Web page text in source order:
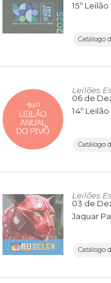
15º
Catálogo
Leilões
06 de
14º
Catálogo
Leilões
03 de
Jaguar
Catálogo